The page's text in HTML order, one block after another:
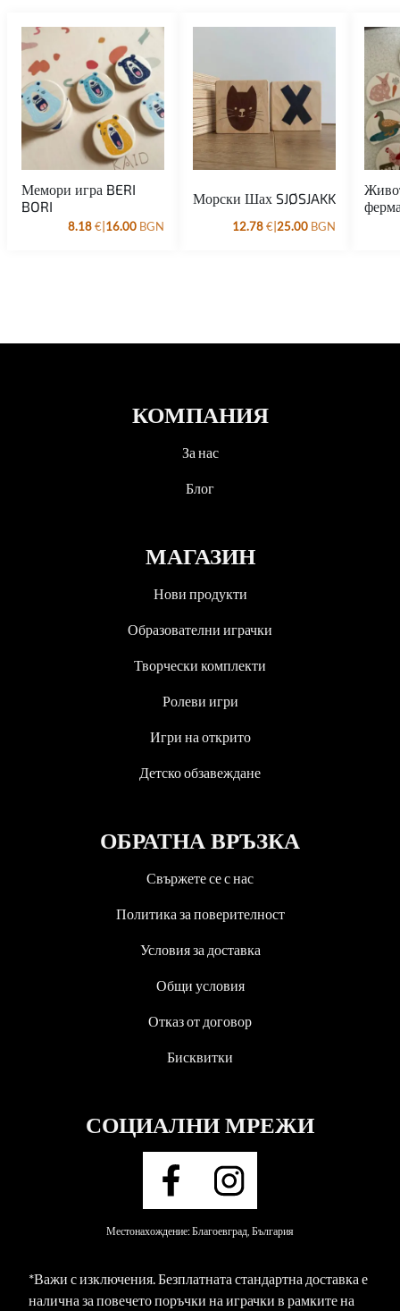
Комплектът съдържа:
Мемори игра BERI
BORI
8.18€|16.00 BGN
Морски Шах SJØSJAKK
12.78€|25.00 BGN
КОМПАНИЯ
За нас
Блог
МАГАЗИН
Нови продукти
Образователни играчки
Творчески комплекти
Ролеви игри
Игри на открито
Детско обзавеждане
ОБРАТНА ВРЪЗКА
Свържете се с нас
Политика за поверителност
Условия за доставка
Общи условия
Отказ от договор
Бисквитки
СОЦИАЛНИ МРЕЖИ
Местонахождение: Благоевград, България
*Важи с изключения. Безплатната стандартна доставка е
налична за повечето поръчки на играчки в рамките на